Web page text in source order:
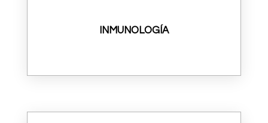
INMUNOLOGÍA